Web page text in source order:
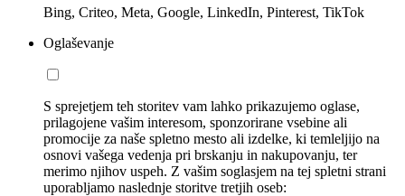
Bing, Criteo, Meta, Google, LinkedIn, Pinterest, TikTok
Oglaševanje
S sprejetjem teh storitev vam lahko prikazujemo oglase,
prilagojene vašim interesom, sponzorirane vsebine ali
promocije za naše spletno mesto ali izdelke, ki temleljijo na
osnovi vašega vedenja pri brskanju in nakupovanju, ter
merimo njihov uspeh. Z vašim soglasjem na tej spletni strani
uporabljamo naslednje storitve tretjih oseb: